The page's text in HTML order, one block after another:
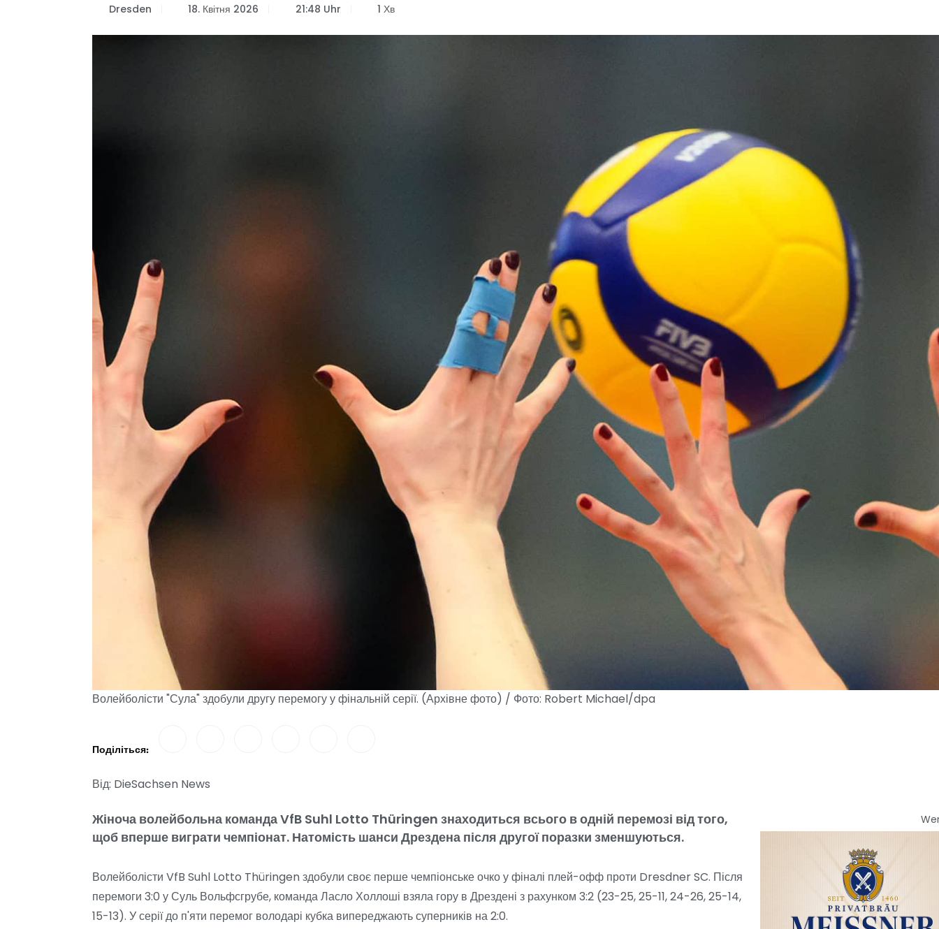
Dresden 18. Квітня 2026 21:48 Uhr 1 Хв
Волейболісти "Сула" здобули другу перемогу у фінальній серії. (Архівне фото) / Фото: Robert Michael/dpa
Поділіться:
Від: DieSachsen News
Жіноча волейбольна команда VfB Suhl Lotto Thüringen знаходиться всього в одній перемозі від того,
щоб вперше виграти чемпіонат. Натомість шанси Дрездена після другої поразки зменшуються.
Волейболісти VfB Suhl Lotto Thüringen здобули своє перше чемпіонське очко у фіналі плей-офф проти Dresdner SC. Після
перемоги 3:0 у Суль Вольфсгрубе, команда Ласло Холлоші взяла гору в Дрездені з рахунком 3:2 (23-25, 25-11, 24-26, 25-14,
15-13). У серії до п'яти перемог володарі кубка випереджають суперників на 2:0.